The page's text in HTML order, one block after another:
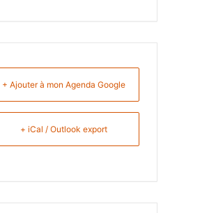
+ Ajouter à mon Agenda Google
+ iCal / Outlook export